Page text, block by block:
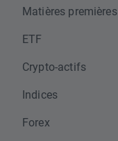
Matières premières
ETF
Crypto-actifs
Indices
Forex